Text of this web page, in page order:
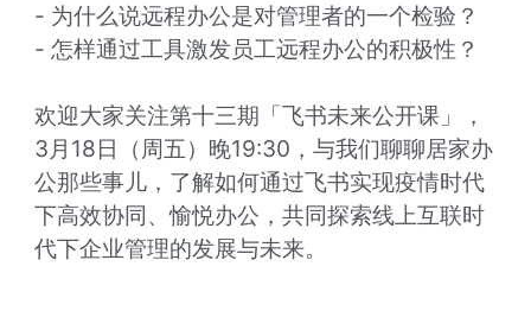
- 为什么说远程办公是对管理者的一个检验？
- 怎样通过工具激发员工远程办公的积极性？
欢迎大家关注第十三期「飞书未来公开课」，
3月18日（周五）晚19:30，与我们聊聊居家办
公那些事儿，了解如何通过飞书实现疫情时代
下高效协同、愉悦办公，共同探索线上互联时
代下企业管理的发展与未来。